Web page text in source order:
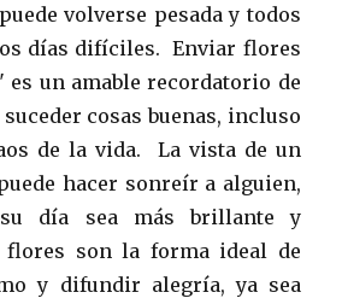
volverse pesada y todos
días difíciles. Enviar flores
un amable recordatorio de
cosas buenas, incluso
de la vida. La vista de un
hacer sonreír a alguien,
día sea más brillante y
son la forma ideal de
y difundir alegría, ya sea